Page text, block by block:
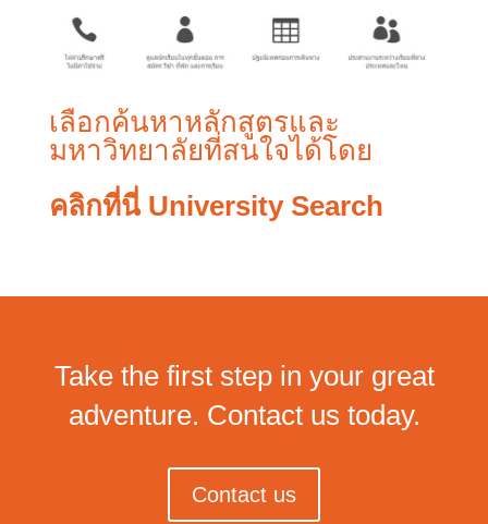
เลือกค้นหาหลักสูตรและ
มหาวิทยาลัยที่สนใจได้โดย
คลิกที่นี่ University Search
Take the first step in your great
adventure. Contact us today.
Contact us